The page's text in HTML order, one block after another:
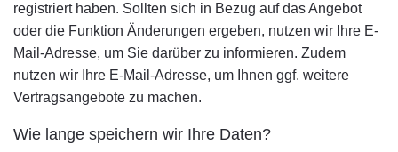
registriert haben. Sollten sich in Bezug auf das Angebot
oder die Funktion Änderungen ergeben, nutzen wir Ihre E-
Mail-Adresse, um Sie darüber zu informieren. Zudem
nutzen wir Ihre E-Mail-Adresse, um Ihnen ggf. weitere
Vertragsangebote zu machen.
Wie lange speichern wir Ihre Daten?